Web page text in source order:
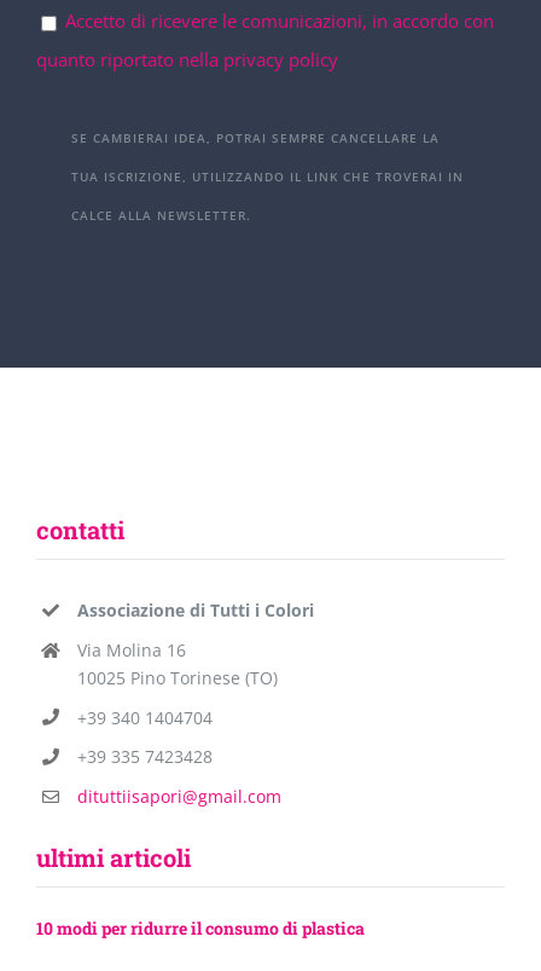
Accetto di ricevere le comunicazioni, in accordo con
quanto riportato nella privacy policy
SE CAMBIERAI IDEA, POTRAI SEMPRE CANCELLARE LA
TUA ISCRIZIONE, UTILIZZANDO IL LINK CHE TROVERAI IN
CALCE ALLA NEWSLETTER.
contatti
Associazione di Tutti i Colori
Via Molina 16
10025 Pino Torinese (TO)
+39 340 1404704
+39 335 7423428
dituttiisapori@gmail.com
ultimi articoli
10 modi per ridurre il consumo di plastica